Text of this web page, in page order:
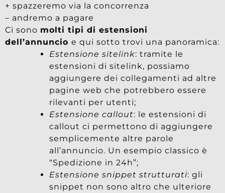
+ spazzeremo via la concorrenza
– andremo a pagare
Ci sono molti tipi di estensioni
dell’annuncio e qui sotto trovi una panoramica:
Estensione sitelink: tramite le
estensioni di sitelink, possiamo
aggiungere dei collegamenti ad altre
pagine web che potrebbero essere
rilevanti per utenti;
Estensione callout: le estensioni di
callout ci permettono di aggiungere
semplicemente altre parole
all’annuncio. Un esempio classico è
“Spedizione in 24h”;
Estensione snippet strutturati: gli
snippet non sono altro che ulteriore